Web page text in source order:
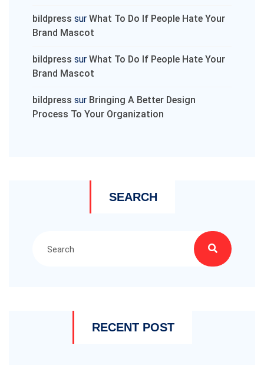
bildpress sur What To Do If People Hate Your
Brand Mascot
bildpress sur What To Do If People Hate Your
Brand Mascot
bildpress sur Bringing A Better Design
Process To Your Organization
SEARCH
RECENT POST